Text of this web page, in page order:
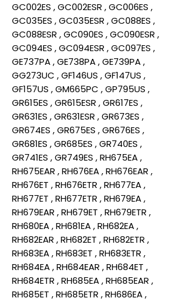
GC002ES , GC002ESR , GC006ES ,
GC035ES , GC035ESR , GC088ES ,
GC088ESR , GC090ES , GC090ESR ,
GC094ES , GC094ESR , GC097ES ,
GE737PA , GE738PA , GE739PA ,
GG273UC , GF146US , GF147US ,
GF157US , GM665PC , GP795US ,
GR615ES , GR615ESR , GR617ES ,
GR631ES , GR631ESR , GR673ES ,
GR674ES , GR675ES , GR676ES ,
GR681ES , GR685ES , GR740ES ,
GR741ES , GR749ES , RH675EA ,
RH675EAR , RH676EA , RH676EAR ,
RH676ET , RH676ETR , RH677EA ,
RH677ET , RH677ETR , RH679EA ,
RH679EAR , RH679ET , RH679ETR ,
RH680EA , RH681EA , RH682EA ,
RH682EAR , RH682ET , RH682ETR ,
RH683EA , RH683ET , RH683ETR ,
RH684EA , RH684EAR , RH684ET ,
RH684ETR , RH685EA , RH685EAR ,
RH685ET , RH685ETR , RH686EA ,